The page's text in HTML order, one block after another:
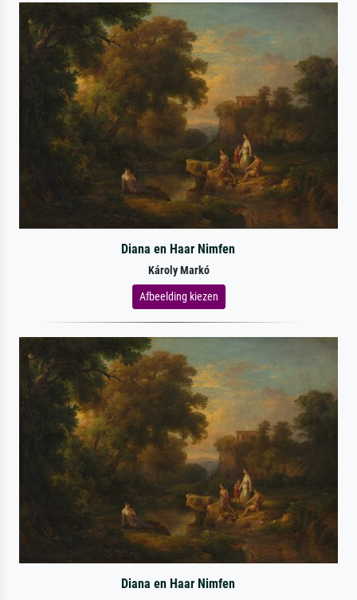
Diana en Haar Nimfen
Károly Markó
Afbeelding kiezen
Diana en Haar Nimfen